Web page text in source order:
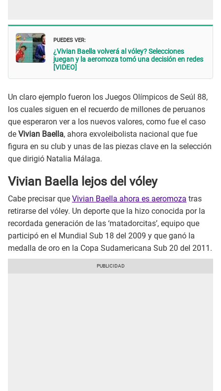
PUEDES VER:
¿Vivian Baella volverá al vóley? Selecciones
juegan y la aeromoza tomó una decisión en redes
[VIDEO]
Un claro ejemplo fueron los Juegos Olímpicos de Seúl 88,
los cuales siguen en el recuerdo de millones de peruanos
que esperaron ver a los nuevos valores, como fue el caso
de Vivian Baella, ahora exvoleibolista nacional que fue
figura en su club y unas de las piezas clave en la selección
que dirigió Natalia Málaga.
Vivian Baella lejos del vóley
Cabe precisar que Vivian Baella ahora es aeromoza tras
retirarse del vóley. Un deporte que la hizo conocida por la
recordada generación de las ‘matadorcitas’, equipo que
participó en el Mundial Sub 18 del 2009 y que ganó la
medalla de oro en la Copa Sudamericana Sub 20 del 2011.